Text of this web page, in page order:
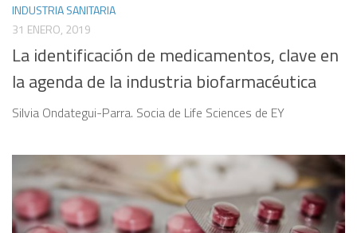
INDUSTRIA SANITARIA
31 ENERO, 2019
La identificación de medicamentos, clave en
la agenda de la industria biofarmacéutica
Silvia Ondategui-Parra. Socia de Life Sciences de EY